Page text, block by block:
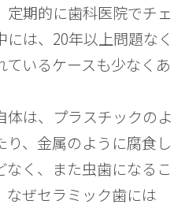
定期的に歯科医院でチェ
は、20年以上問題なく
いるケースも少なくあ
は、プラスチックのよ
り、金属のように腐食し
く、また虫歯になるこ
なぜセラミック歯には